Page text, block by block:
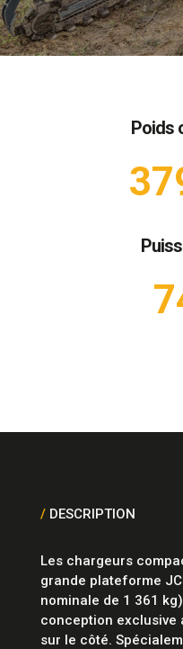
Poids
/DESCRIPTION
Les chargeurs
grande plateforme
nominale de 1 361
conception exclusive
sur le côté.